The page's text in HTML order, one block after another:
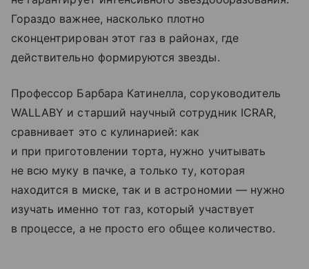
Гораздо важнее, насколько плотно
сконцентрирован этот газ в районах, где
действительно формируются звезды.
Профессор Барбара Катинелла, соруководитель
WALLABY и старший научный сотрудник ICRAR,
сравнивает это с кулинарией: как
и при приготовлении торта, нужно учитывать
не всю муку в пачке, а только ту, которая
находится в миске, так и в астрономии — нужно
изучать именно тот газ, который участвует
в процессе, а не просто его общее количество.